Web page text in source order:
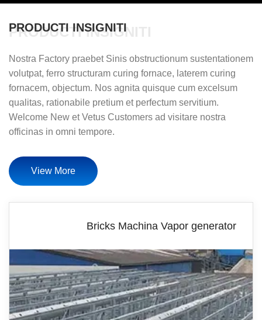
PRODUCTI INSIGNITI
PRODUCTI INSIGNITI
Nostra Factory praebet Sinis obstructionum sustentationem
volutpat, ferro structuram curing fornace, laterem curing
fornacem, objectum. Nos agnita quisque cum excelsum
qualitas, rationabile pretium et perfectum servitium.
Welcome New et Vetus Customers ad visitare nostra
officinas in omni tempore.
View More
Bricks Machina Vapor generator